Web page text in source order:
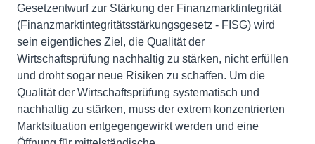
Gesetzentwurf zur Stärkung der Finanzmarktintegrität
(Finanzmarktintegritätsstärkungsgesetz - FISG) wird
sein eigentliches Ziel, die Qualität der
Wirtschaftsprüfung nachhaltig zu stärken, nicht erfüllen
und droht sogar neue Risiken zu schaffen. Um die
Qualität der Wirtschaftsprüfung systematisch und
nachhaltig zu stärken, muss der extrem konzentrierten
Marktsituation entgegengewirkt werden und eine